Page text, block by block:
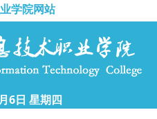
技术职业学院网站
6日 星期四